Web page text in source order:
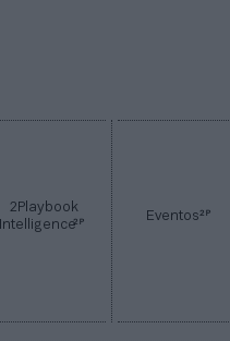
2Playbook
Intelligence2P Eventos2P